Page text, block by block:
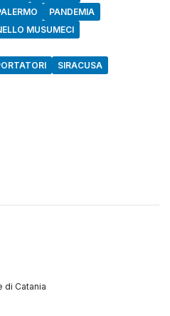
PANDEMIA
MUSUMECI
SIRACUSA
di Catania